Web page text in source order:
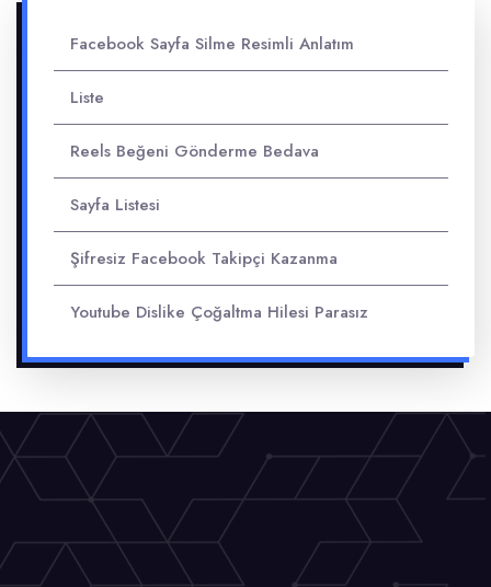
Facebook Sayfa Silme Resimli Anlatım
Liste
Reels Beğeni Gönderme Bedava
Sayfa Listesi
Şifresiz Facebook Takipçi Kazanma
Youtube Dislike Çoğaltma Hilesi Parasız